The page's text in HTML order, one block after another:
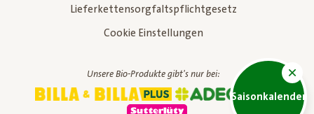
Saisonkalender
Lieferkettensorgfaltspflichtgesetz
Cookie Einstellungen
Unsere Bio-Produkte gibt's nur bei: